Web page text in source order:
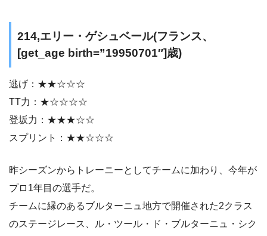
214,エリー・ゲシュベール(フランス、
[get_age birth=”19950701″]歳)
逃げ：★★☆☆☆
TT力：★☆☆☆☆
登坂力：★★★☆☆
スプリント：★★☆☆☆
昨シーズンからトレーニーとしてチームに加わり、今年が
プロ1年目の選手だ。
チームに縁のあるブルターニュ地方で開催された2クラス
のステージレース、ル・ツール・ド・ブルターニュ・シク